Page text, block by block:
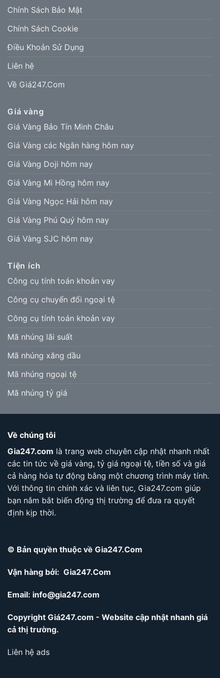
Chính Sách Bảo Mật
Chính Sách Cookie
Điều Khoản Sử Dụng
Liên hệ
Về Giá247.Com
Giá vàng
Giá Vàng Bảo Tín Minh Châu
Giá Vàng các Ngân hàng hôm nay
Giá Vàng Doji hôm nay
Giá Vàng Mi Hồng hôm nay
Giá Vàng Ngọc Hải hôm nay
Giá Vàng Phú Quý hôm nay
Giá Vàng SJC hôm nay
Tiện ích
Công cụ tính toán khoản vay
Công cụ chuyển đổi ngoại tệ
Công cụ tính toán khoản vay
Mã nhúng lãi suất
Mã nhúng xăng dầu
Mã nhúng ngoại tệ
Mã nhúng tỷ giá
Về chúng tôi
Gia247.com là trang web chuyên cập nhật nhanh nhất
các tin tức về giá vàng, tỷ giá ngoại tệ, tiền số và giá
cả hàng hóa tự động bằng một chương trình máy tính.
Với thông tin chính xác và liên tục, Gia247.com giúp
bạn nắm bắt biến động thị trường để đưa ra quyết
định kịp thời.
© Bản quyền thuộc về Gia247.Com
Vận hàng bởi: Gia247.Com
Email: info@gia247.com
Copyright Giá247.com - Website cập nhật nhanh giá
cả thị trường.
Liên hệ ads